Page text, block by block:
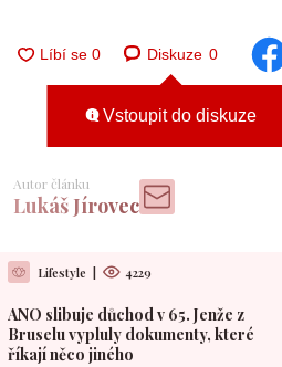
Diskuze 0
Vstoupit do diskuze
Autor článku
Lukáš Jírovec
Lifestyle 4229
ANO slibuje důchod v 65. Jenže z
Bruselu vypluly dokumenty, které
říkají něco jiného